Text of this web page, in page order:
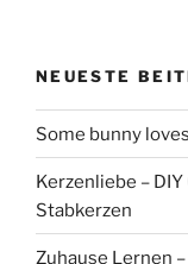
NEUESTE
Some bunny
Kerzenliebe –
Stabkerzen
Zuhause Lernen